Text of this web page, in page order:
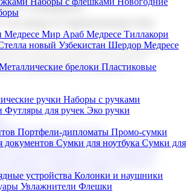
Медресе Мир Араб Медресе Тиллакори
новый Узбекистан Шердор Медресе
брелоки Пластиковые
ручки Наборы с ручками
Футляры для ручек Эко ручки
Портфели-дипломаты Промо-сумки
документов Сумки для ноутбука Сумки для
устройства Колонки и наушники
Увлажнители Флешки
подарки
и производство
выбор корпоративных подарков и
В нашем каталоге вы найдете
мероприятия и клиентов.
наборы Кошельки
ручекНаборы с аккумуляторами
для воды
Наборы с ежедневниками
наборыЧайные наборы